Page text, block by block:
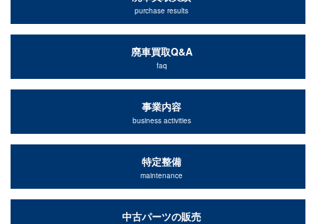
purchase results
廃車買取Q&A
faq
事業内容
business activities
特定整備
maintenance
中古パーツの販売